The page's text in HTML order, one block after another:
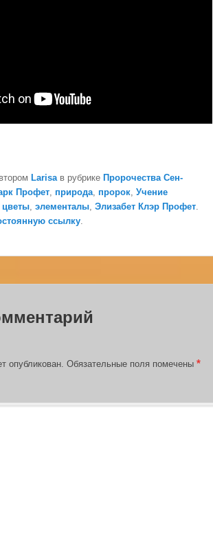
Larisaв рубрике Пророчества Сен-
Профет, природа, пророк, Учение
цветы, элементалы, Элизабет Клэр Профет.
ссылку.
опубликован. Обязательные поля помечены *